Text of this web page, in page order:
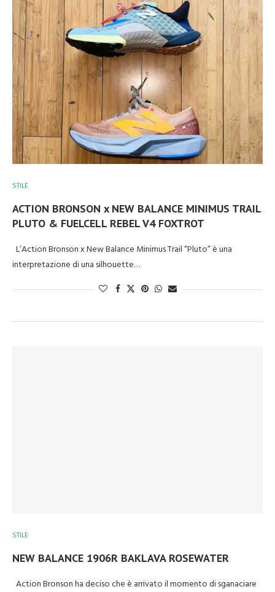
STILE
ACTION BRONSON x NEW BALANCE MINIMUS TRAIL
PLUTO & FUELCELL REBEL V4 FOXTROT
L’Action Bronson x New Balance Minimus Trail “Pluto” è una
interpretazione di una silhouette…
STILE
NEW BALANCE 1906R BAKLAVA ROSEWATER
Action Bronson ha deciso che è arrivato il momento di sganaciare